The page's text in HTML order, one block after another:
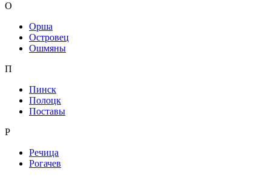
О
Орша
Островец
Ошмяны
П
Пинск
Полоцк
Поставы
Р
Речица
Рогачев